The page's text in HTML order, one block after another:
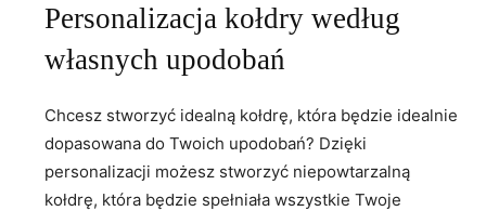
Personalizacja kołdry‍ według
⁣własnych upodobań
Chcesz stworzyć idealną kołdrę, która będzie ​idealnie
dopasowana do Twoich upodobań? ⁢Dzięki
personalizacji możesz ​stworzyć niepowtarzalną
kołdrę, która będzie spełniała wszystkie ⁣Twoje